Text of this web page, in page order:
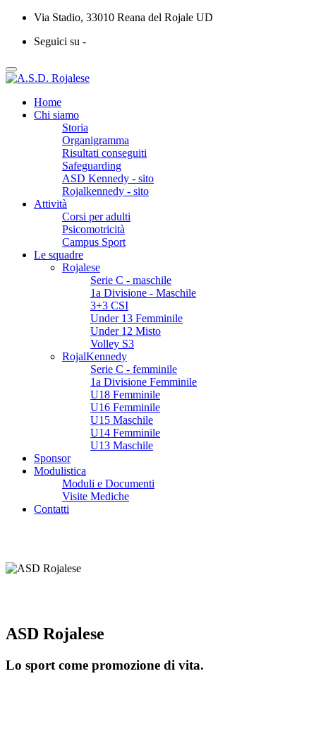
Via Stadio, 33010 Reana del Rojale UD
Seguici su -
Home
Chi siamo
Storia
Organigramma
Risultati conseguiti
Safeguarding
ASD Kennedy - sito
Rojalkennedy - sito
Attività
Corsi per adulti
Psicomotricità
Campus Sport
Le squadre
Rojalese
Serie C - maschile
1a Divisione - Maschile
3+3 CSI
Under 13 Femminile
Under 12 Misto
Volley S3
RojalKennedy
Serie C - femminile
1a Divisione Femminile
U18 Femminile
U16 Femminile
U15 Maschile
U14 Femminile
U13 Maschile
Sponsor
Modulistica
Moduli e Documenti
Visite Mediche
Contatti
ASD Rojalese
Lo sport come promozione di vita.